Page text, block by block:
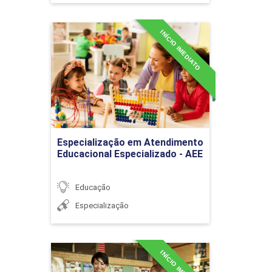
ALUNOS COM NECESSIDADES
EDUCATIVAS ESPECIAIS
O conceito de deficiência
Necessidades
educacionais de alunos
com deficiências múltiplas
¿ DMU
Especialização em Atendimento
Educacional Especializado - AEE
INÍCIO IMEDIATO
Educação
Especialização
Especialização em
Atendimento Educacional
Especializado - AEE
Detalhes do curso
Especialização em
Currículo, Didática e